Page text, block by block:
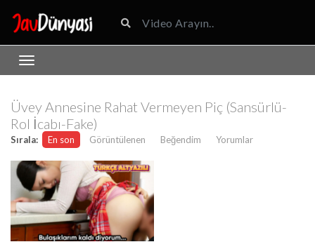
Üvey Annesine Rahat Vermeyen Piç (Sansürlü-
Rol İcabı-Fake)
Sırala: En son Görüntülenen Beğendim Yorumlar